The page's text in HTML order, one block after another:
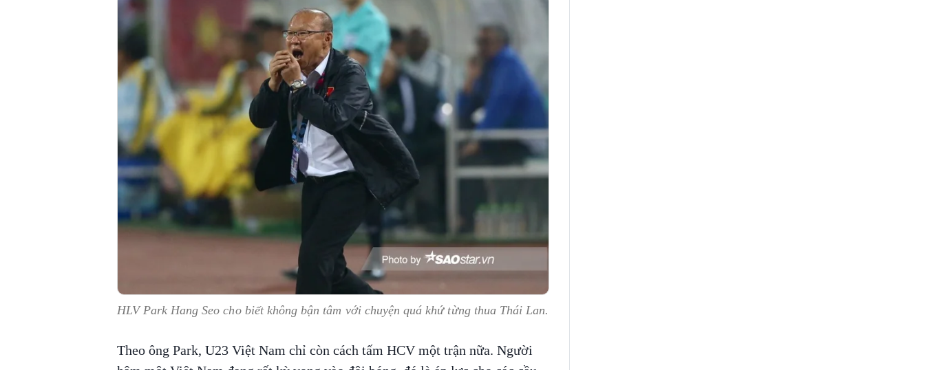
HLV Park Hang Seo cho biết không bận tâm với chuyện quá khứ từng thua Thái Lan.
Theo ông Park, U23 Việt Nam chỉ còn cách tấm HCV một trận nữa. Người